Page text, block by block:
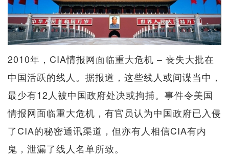
2010年，CIA情报网面临重大危机 – 丧失大批在
中国活跃的线人。据报道，这些线人或间谍当中，
最少有12人被中国政府处决或拘捕。事件令美国
情报网面临重大危机，有官员认为中国政府已入侵
了CIA的秘密通讯渠道，但亦有人相信CIA有内
鬼，泄漏了线人名单所致。